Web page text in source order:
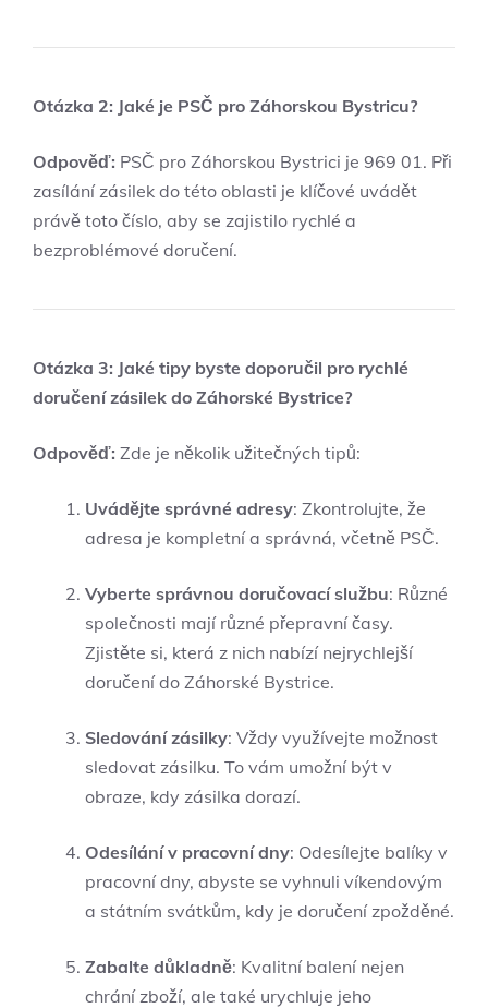
Otázka 2: Jaké​ je PSČ pro ⁣Záhorskou Bystricu?
Odpověď: PSČ pro ​Záhorskou Bystrici je 969 01. Při
zasílání ​zásilek do této oblasti je klíčové⁣ uvádět
právě toto číslo, aby se zajistilo rychlé a
bezproblémové doručení.
Otázka 3: Jaké tipy byste doporučil pro⁤ rychlé
doručení zásilek do Záhorské Bystrice?
Odpověď: Zde je několik užitečných tipů:
Uvádějte správné adresy: ⁢Zkontrolujte, že
adresa je kompletní a správná, včetně PSČ.
Vyberte správnou doručovací službu: Různé
společnosti mají různé přepravní časy.
Zjistěte⁢ si, která z ⁣nich nabízí ​nejrychlejší
‍doručení ‌do Záhorské Bystrice.
Sledování zásilky: Vždy využívejte možnost
sledovat zásilku. To vám umožní být v
obraze, kdy zásilka dorazí.
Odesílání v pracovní dny: Odesílejte balíky v
pracovní dny, abyste se vyhnuli víkendovým
a ‌státním svátkům, kdy je doručení zpožděné.
Zabalte důkladně: Kvalitní balení nejen
chrání zboží, ale také urychluje jeho